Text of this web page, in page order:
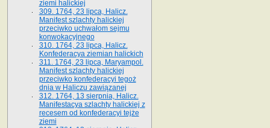
ziemi halickiej
309. 1764, 23 lipca, Halicz.
Manifest szlachty halickiej
przeciwko uchwałom sejmu
konwokacyjnego
310. 1764, 23 lipca, Halicz.
Konfederacya ziemian halickich
311. 1764, 23 lipca, Maryampol.
Manifest szlachty halickiej
przeciwko konfederacyi tegoż
dnia w Haliczu zawiązanej
312. 1764, 13 sierpnia, Halicz.
Manifestacya szlachty halickiej z
recesem od konfederacyi tejże
ziemi